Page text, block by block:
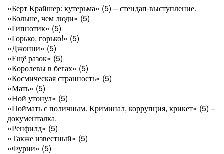
«Берт Крайшер: кутерьма» (5) – стендап-выступление.
«Больше, чем люди» (5)
«Гипнотик» (5)
«Горько, горько!» (5)
«Джонни» (5)
«Ещё разок» (5)
«Королевы в бегах» (5)
«Космическая странность» (5)
«Мать» (5)
«Ной утонул» (5)
«Поймать с поличным. Криминал, коррупция, крикет» (5) –
документалка.
«Ренфилд» (5)
«Также известный» (5)
«Фурии» (5)